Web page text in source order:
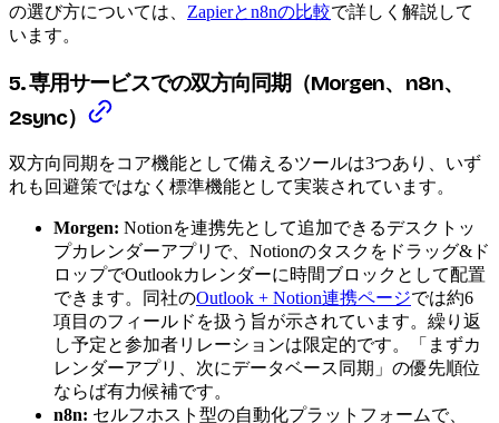
の選び方については、 Zapierとn8nの比較で詳しく解説して
います。
5. 専用サービスでの双方向同期（Morgen、n8n、
2sync）
双方向同期をコア機能として備えるツールは3つあり、いず
れも回避策ではなく標準機能として実装されています。
Morgen: Notionを連携先として追加できるデスクトッ
プカレンダーアプリで、Notionのタスクをドラッグ&ド
ロップでOutlookカレンダーに時間ブロックとして配置
できます。同社のOutlook + Notion連携ページでは約6
項目のフィールドを扱う旨が示されています。繰り返
し予定と参加者リレーションは限定的です。「まずカ
レンダーアプリ、次にデータベース同期」の優先順位
ならば有力候補です。
n8n: セルフホスト型の自動化プラットフォームで、